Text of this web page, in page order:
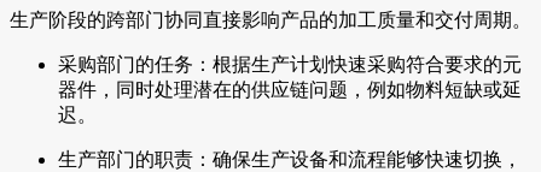
生产阶段的跨部门协同直接影响产品的加工质量和交付周期。
采购部门的任务：根据生产计划快速采购符合要求的元
器件，同时处理潜在的供应链问题，例如物料短缺或延
迟。
生产部门的职责：确保生产设备和流程能够快速切换，